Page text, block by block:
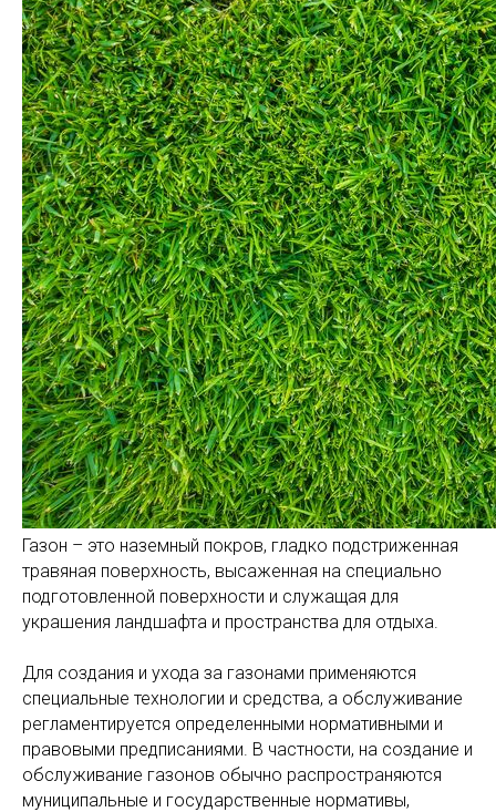
Газон – это наземный покров, гладко подстриженная
травяная поверхность, высаженная на специально
подготовленной поверхности и служащая для
украшения ландшафта и пространства для отдыха.
Для создания и ухода за газонами применяются
специальные технологии и средства, а обслуживание
регламентируется определенными нормативными и
правовыми предписаниями. В частности, на создание и
обслуживание газонов обычно распространяются
муниципальные и государственные нормативы,